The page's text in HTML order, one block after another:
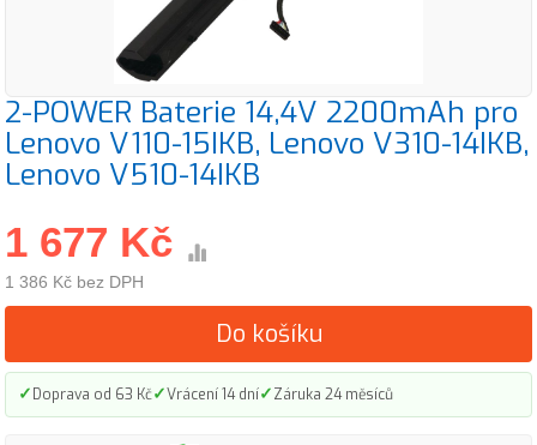
2-POWER Baterie 14,4V 2200mAh pro
Lenovo V110-15IKB, Lenovo V310-14IKB,
Lenovo V510-14IKB
1 677 Kč
1 386 Kč bez DPH
Do košíku
✓Doprava od 63 Kč✓Vrácení 14 dní✓Záruka 24 měsíců